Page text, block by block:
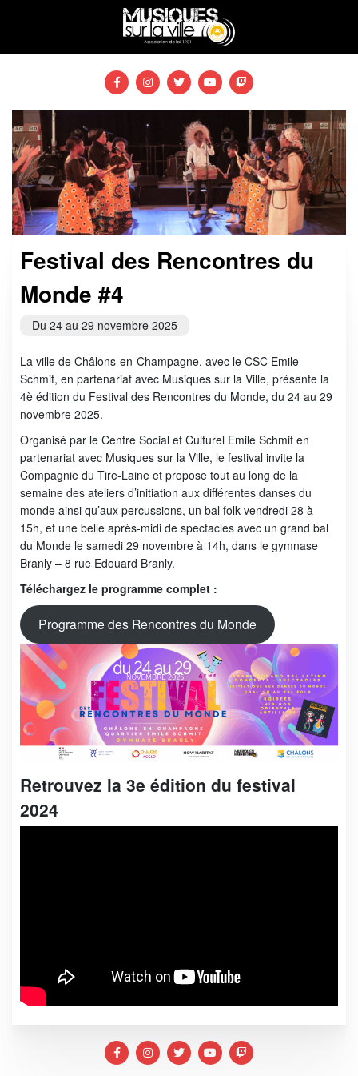
Festival des Rencontres du
Monde #4
Du 24 au 29 novembre 2025
La ville de Châlons-en-Champagne, avec le CSC Emile
Schmit, en partenariat avec Musiques sur la Ville, présente la
4è édition du Festival des Rencontres du Monde, du 24 au 29
novembre 2025.
Organisé par le Centre Social et Culturel Emile Schmit en
partenariat avec Musiques sur la Ville, le festival invite la
Compagnie du Tire-Laine et propose tout au long de la
semaine des ateliers d’initiation aux différentes danses du
monde ainsi qu’aux percussions, un bal folk vendredi 28 à
15h, et une belle après-midi de spectacles avec un grand bal
du Monde le samedi 29 novembre à 14h, dans le gymnase
Branly – 8 rue Edouard Branly.
Téléchargez le programme complet :
Programme des Rencontres du Monde
Retrouvez la 3e édition du festival
2024